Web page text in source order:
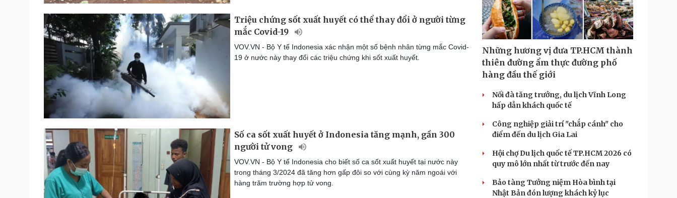
Triệu chứng sốt xuất huyết có thể thay đổi ở người từng
mắc Covid-19
VOV.VN - Bộ Y tế Indonesia xác nhận một số bệnh nhân từng mắc Covid-
19 ở nước này thay đổi các triệu chứng khi sốt xuất huyết.
Số ca sốt xuất huyết ở Indonesia tăng mạnh, gần 300
người tử vong
VOV.VN - Bộ Y tế Indonesia cho biết số ca sốt xuất huyết tại nước này
trong tháng 3/2024 đã tăng hơn gấp đôi so với cùng kỳ năm ngoái với
hàng trăm trường hợp tử vong.
Những hương vị đưa TP.HCM thành
thiên đường ẩm thực đường phố
hàng đầu thế giới
Nối đà tăng trưởng, du lịch Vĩnh Long
hấp dẫn khách quốc tế
Công nghiệp giải trí "chắp cánh" cho
điểm đến du lịch Gia Lai
Hội chợ Du lịch quốc tế TP.HCM 2026 có
quy mô lớn nhất từ trước đến nay
Bảo tàng Tưởng niệm Hòa bình tại
Nhật Bản đón lượng khách kỷ lục